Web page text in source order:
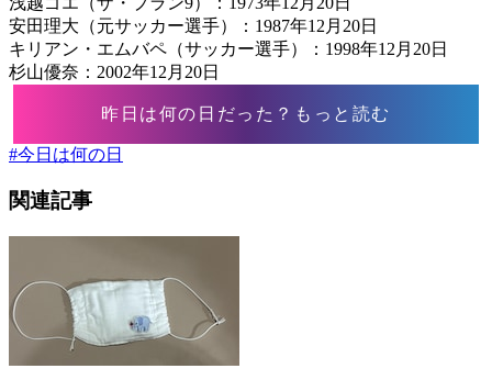
安田理大（元サッカー選手）：1987年12月20日
キリアン・エムバペ（サッカー選手）：1998年12月20日
杉山優奈：2002年12月20日
昨日は何の日だった？もっと読む
#今日は何の日
関連記事